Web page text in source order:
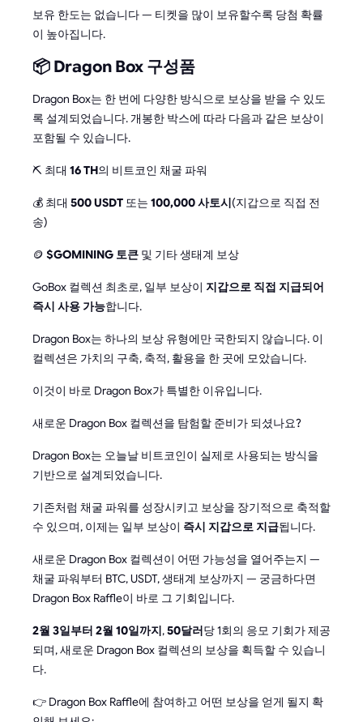
보유 한도는 없습니다 — 티켓을 많이 보유할수록 당첨 확률
이 높아집니다.
📦 Dragon Box 구성품
Dragon Box는 한 번에 다양한 방식으로 보상을 받을 수 있도
록 설계되었습니다. 개봉한 박스에 따라 다음과 같은 보상이
포함될 수 있습니다.
⛏️ 최대 16 TH의 비트코인 채굴 파워
💰 최대 500 USDT 또는 100,000 사토시(지갑으로 직접 전
송)
🪙 $GOMINING 토큰 및 기타 생태계 보상
GoBox 컬렉션 최초로, 일부 보상이 지갑으로 직접 지급되어
즉시 사용 가능합니다.
Dragon Box는 하나의 보상 유형에만 국한되지 않습니다. 이
컬렉션은 가치의 구축, 축적, 활용을 한 곳에 모았습니다.
이것이 바로 Dragon Box가 특별한 이유입니다.
새로운 Dragon Box 컬렉션을 탐험할 준비가 되셨나요?
Dragon Box는 오늘날 비트코인이 실제로 사용되는 방식을
기반으로 설계되었습니다.
기존처럼 채굴 파워를 성장시키고 보상을 장기적으로 축적할
수 있으며, 이제는 일부 보상이 즉시 지갑으로 지급됩니다.
새로운 Dragon Box 컬렉션이 어떤 가능성을 열어주는지 —
채굴 파워부터 BTC, USDT, 생태계 보상까지 — 궁금하다면
Dragon Box Raffle이 바로 그 기회입니다.
2월 3일부터 2월 10일까지,50달러당 1회의 응모 기회가 제공
되며, 새로운 Dragon Box 컬렉션의 보상을 획득할 수 있습니
다.
👉 Dragon Box Raffle에 참여하고 어떤 보상을 얻게 될지 확